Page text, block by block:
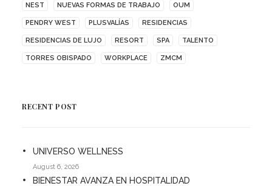
NEST NUEVAS FORMAS DE TRABAJO OUM
PENDRY WEST PLUSVALÍAS RESIDENCIAS
RESIDENCIAS DE LUJO RESORT SPA TALENTO
TORRES OBISPADO WORKPLACE ZMCM
RECENT POST
UNIVERSO WELLNESS
August 6, 2026
BIENESTAR AVANZA EN HOSPITALIDAD